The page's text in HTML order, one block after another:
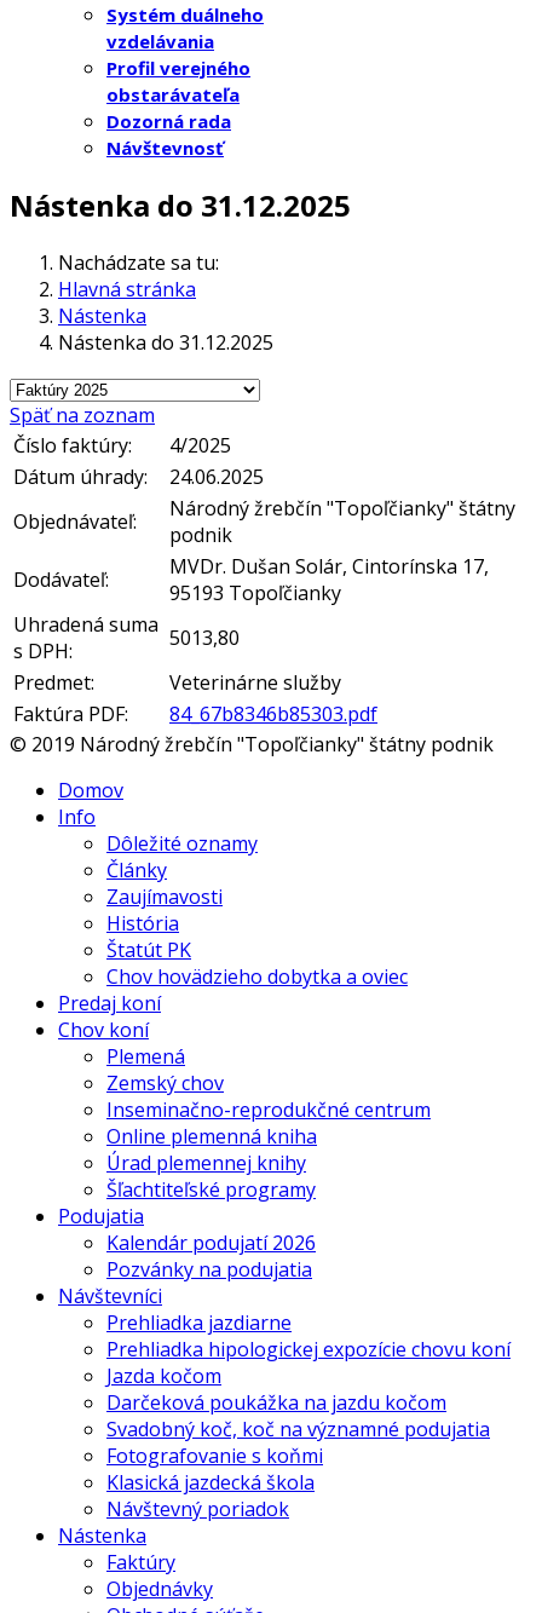
Systém duálneho
vzdelávania
Profil verejného
obstarávateľa
Dozorná rada
Návštevnosť
Nástenka do 31.12.2025
Nachádzate sa tu:
Hlavná stránka
Nástenka
Nástenka do 31.12.2025
Späť na zoznam
Číslo faktúry:
4/2025
Dátum úhrady:
24.06.2025
Objednávateľ:
Národný žrebčín "Topoľčianky" štátny
podnik
Dodávateľ:
MVDr. Dušan Solár, Cintorínska 17,
95193 Topoľčianky
Uhradená suma
s DPH:
5013,80
Predmet:
Veterinárne služby
Faktúra PDF:
84_67b8346b85303.pdf
© 2019 Národný žrebčín "Topoľčianky" štátny podnik
Domov
Info
Dôležité oznamy
Články
Zaujímavosti
História
Štatút PK
Chov hovädzieho dobytka a oviec
Predaj koní
Chov koní
Plemená
Zemský chov
Inseminačno-reprodukčné centrum
Online plemenná kniha
Úrad plemennej knihy
Šľachtiteľské programy
Podujatia
Kalendár podujatí 2026
Pozvánky na podujatia
Návštevníci
Prehliadka jazdiarne
Prehliadka hipologickej expozície chovu koní
Jazda kočom
Darčeková poukážka na jazdu kočom
Svadobný koč, koč na významné podujatia
Fotografovanie s koňmi
Klasická jazdecká škola
Návštevný poriadok
Nástenka
Faktúry
Objednávky